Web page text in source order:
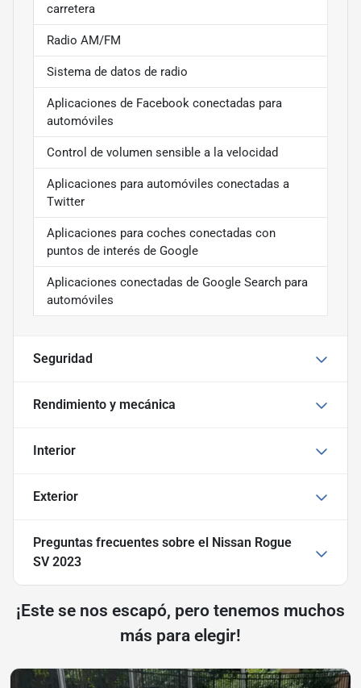
carretera
Radio AM/FM
Sistema de datos de radio
Aplicaciones de Facebook conectadas para
automóviles
Control de volumen sensible a la velocidad
Aplicaciones para automóviles conectadas a
Twitter
Aplicaciones para coches conectadas con
puntos de interés de Google
Aplicaciones conectadas de Google Search para
automóviles
Seguridad
Rendimiento y mecánica
Interior
Exterior
Preguntas frecuentes sobre el Nissan Rogue
SV 2023
¡Este se nos escapó, pero tenemos muchos
más para elegir!